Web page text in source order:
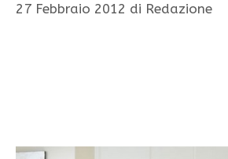
27 Febbraio 2012 di Redazione